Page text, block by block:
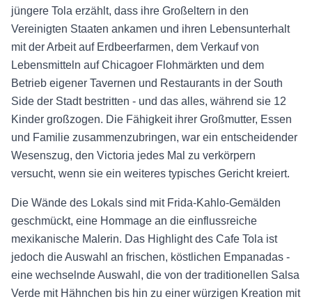
jüngere Tola erzählt, dass ihre Großeltern in den
Vereinigten Staaten ankamen und ihren Lebensunterhalt
mit der Arbeit auf Erdbeerfarmen, dem Verkauf von
Lebensmitteln auf Chicagoer Flohmärkten und dem
Betrieb eigener Tavernen und Restaurants in der South
Side der Stadt bestritten - und das alles, während sie 12
Kinder großzogen. Die Fähigkeit ihrer Großmutter, Essen
und Familie zusammenzubringen, war ein entscheidender
Wesenszug, den Victoria jedes Mal zu verkörpern
versucht, wenn sie ein weiteres typisches Gericht kreiert.
Die Wände des Lokals sind mit Frida-Kahlo-Gemälden
geschmückt, eine Hommage an die einflussreiche
mexikanische Malerin. Das Highlight des Cafe Tola ist
jedoch die Auswahl an frischen, köstlichen Empanadas -
eine wechselnde Auswahl, die von der traditionellen Salsa
Verde mit Hähnchen bis hin zu einer würzigen Kreation mit